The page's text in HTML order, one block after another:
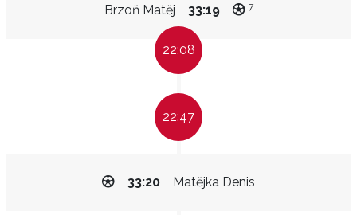
Brzoň Matěj 33:19 7
22:08
22:47
Matějka Denis
33:20